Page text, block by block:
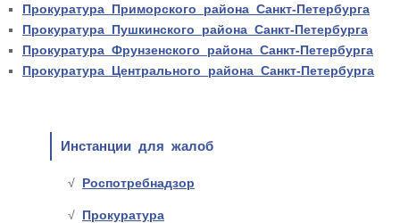
Прокуратура Приморского района Санкт-Петербурга
Прокуратура Пушкинского района Санкт-Петербурга
Прокуратура Фрунзенского района Санкт-Петербурга
Прокуратура Центрального района Санкт-Петербурга
Инстанции для жалоб
Роспотребнадзор
Прокуратура